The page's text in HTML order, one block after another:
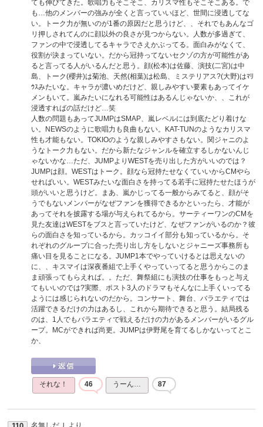
ても伸びてきた。歌唱力もそこそこ、カリスマ性もそこそこある。で
も…他のメンバーの強みが全くと言っていいほど、世間に浸透してな
い。トーク力が無いのが1番の原因だと思うけど、、それでもあんなゴ
リ押しされてんのに顔以外の良さが見つからない。人数が多過ぎて、
ファンの中で浸透してるキャラでさえかぶってる。面白みがなくて、
役割が決まっていない。だから冠持ってないセクゾの方が可能性があ
ると言ってる人がいるんだと思う。顔(松本)は佐藤、演技(二宮)は中
島、トーク(櫻井)は菊池、天然(相葉)は松島、ミステリアス?(大野)はﾏﾘ
ｳｽみたいな。キャラが濃いめだけど、親しみやすい要素もあってイケ
メンもいて。嵐みたいになれる可能性はあるんじゃないか、、これが
浸透すればの話だけど…笑
人数の問題もあってJUMPはSMAP、嵐レベルには到底たどり着けな
い。NEWSのように歌唱力も良曲もない。KAT-TUNのようなカリスマ
性も才能もない。TOKIOのような親しみやすさもない。関ジャニのよ
うなトーク力もない。だから新たなジャンルを確立するしかないんじ
ゃないかな…ただ、JUMPよりWESTを売り出した方がいいのでは？
JUMPは顔。WESTはトーク。顔なら冠持たせなくていいからCMやら
せればいい。WESTみたいな面白さを持ってる若手に冠持たせたほうが
頭がいいと思うけど。まあ、嵐かじってる一般からみてると、顔がそ
うでもないメンバーがなぜファンを獲得できるかといったら、才能が
あってそれを披露する場が与えられてるから。サーティーワンのCMを
見た友達はWESTをブスと言っていたけど、なぜファンがいるのか？彼
らの面白さを知っているから。カッコイイ部分も知っているから。そ
れぞれのグループに合った売り出し方をしないとジャニーズ事務所も
痛い目を見ることになる。JUMP1本でやっていけるとは思えないの
に、、キスマイは深夜番組で上手くやっていってると思うからこのま
ま頑張ってもらえれば。。ただ、舞祭組にも演技の仕事をもっと与え
てもいいのでは?実際、ポスト3人のドラマもそんなに上手くいってる
ようには感じられないのだから。コンサート、舞台、バラエティでは
活躍できるだけの力はあるし、これから期待できると思う。結局残る
のは、1人でもバラエティで戦えるだけの力があるメンバーがいるグル
ープ。MCができれば尚更。JUMPは伊野尾を育てるしかないってとこ
か、
それな！ 46 うーん… 87
名無しだＪ より